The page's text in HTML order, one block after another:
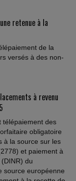
retenue à la
de la
versés à des non-
à revenu
télépaiement des
obligatoire
à la source sur les
et paiement à
du
source européenne